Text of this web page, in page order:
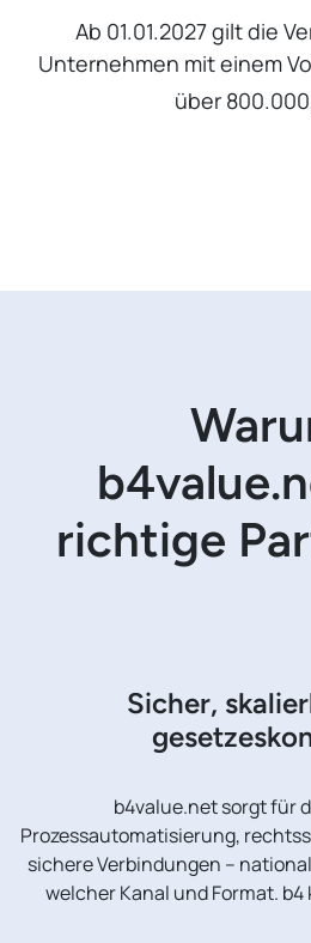
Ab 01.01.2027 gilt die
Unternehmen mit einem
über
richtige
Sicher,
b4value.net sorgt für
Prozessautomatisierung,
sichere Verbindungen –
welcher Kanal und Format.